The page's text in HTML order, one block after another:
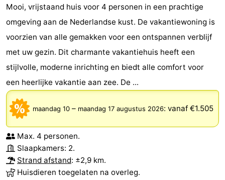
Mooi, vrijstaand huis voor 4 personen in een prachtige
omgeving aan de Nederlandse kust. De vakantiewoning is
voorzien van alle gemakken voor een ontspannen verblijf
met uw gezin. Dit charmante vakantiehuis heeft een
stijlvolle, moderne inrichting en biedt alle comfort voor
een heerlijke vakantie aan zee. De ...
maandag 10 – maandag 17 augustus 2026: vanaf €1.505
Max. 4 personen.
Slaapkamers: 2.
Strand afstand: ±2,9 km.
Huisdieren toegelaten na overleg.